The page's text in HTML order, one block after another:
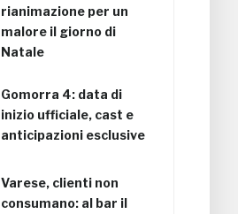
rianimazione per un
malore il giorno di
Natale
Gomorra 4: data di
inizio ufficiale, cast e
anticipazioni esclusive
Varese, clienti non
consumano: al bar il